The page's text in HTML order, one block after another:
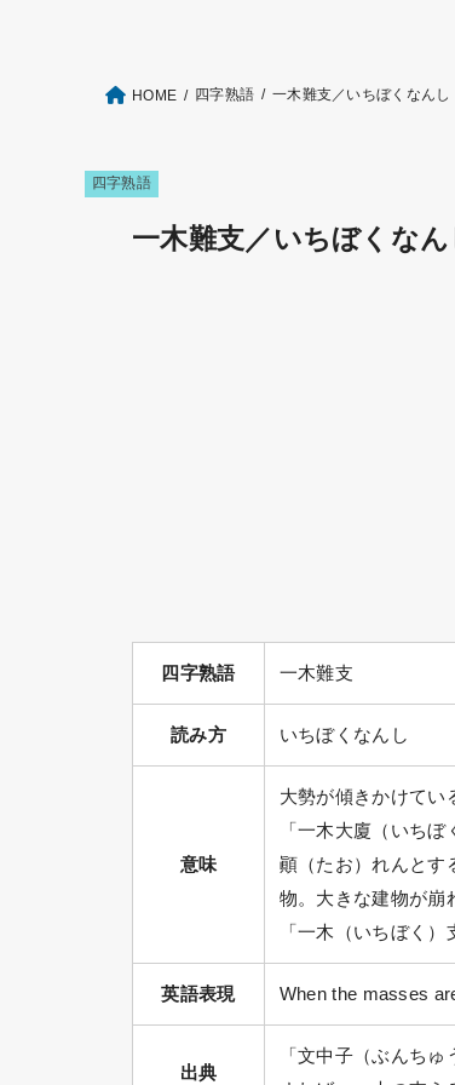
HOME 四字熟語 一木難支／いちぼくなんし
四字熟語
一木難支／いちぼくなん
四字熟語 一木難支
読み方 いちぼくなんし
意味
大勢が傾きかけてい
「一木大廈（いち
顚（たお）れんとす
物。大きな建物が崩
「一木（いちぼく
英語表現 When the masses
出典
「文中子（ぶんち